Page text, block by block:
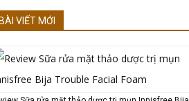
BÀI VIẾT MỚI